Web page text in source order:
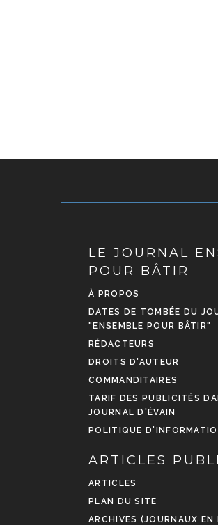
LE JOURNAL
POUR BÂTIR
À PROPOS
DATES DE TOMBÉE DU
"ENSEMBLE POUR BÂTIR"
RÉDACTEURS
DROITS D'AUTEUR
COMMANDITAIRES
TARIF DES PUBLICITÉS
JOURNAL D'ÉVAIN
POLITIQUE
ARTICLES
ARTICLES
PLAN DU SITE
ARCHIVES (JOURNAUX EN